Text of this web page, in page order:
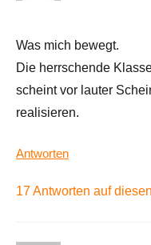
Was mich bewegt.
Die herrschende
scheint vor lauter
realisieren.
Antworten
17 Antworten auf